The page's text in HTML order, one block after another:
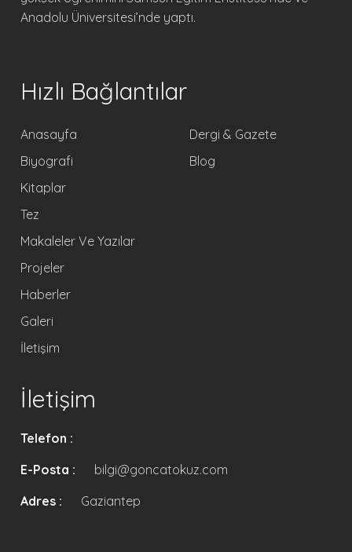
Anadolu Üniversitesi’nde yaptı.
Hızlı Bağlantılar
Anasayfa
Biyografi
Kitaplar
Tez
Makaleler Ve Yazılar
Projeler
Haberler
Galeri
İletişim
Dergi & Gazete
Blog
İletişim
Telefon :
E-Posta :
bilgi@goncatokuz.com
Adres :
Gaziantep